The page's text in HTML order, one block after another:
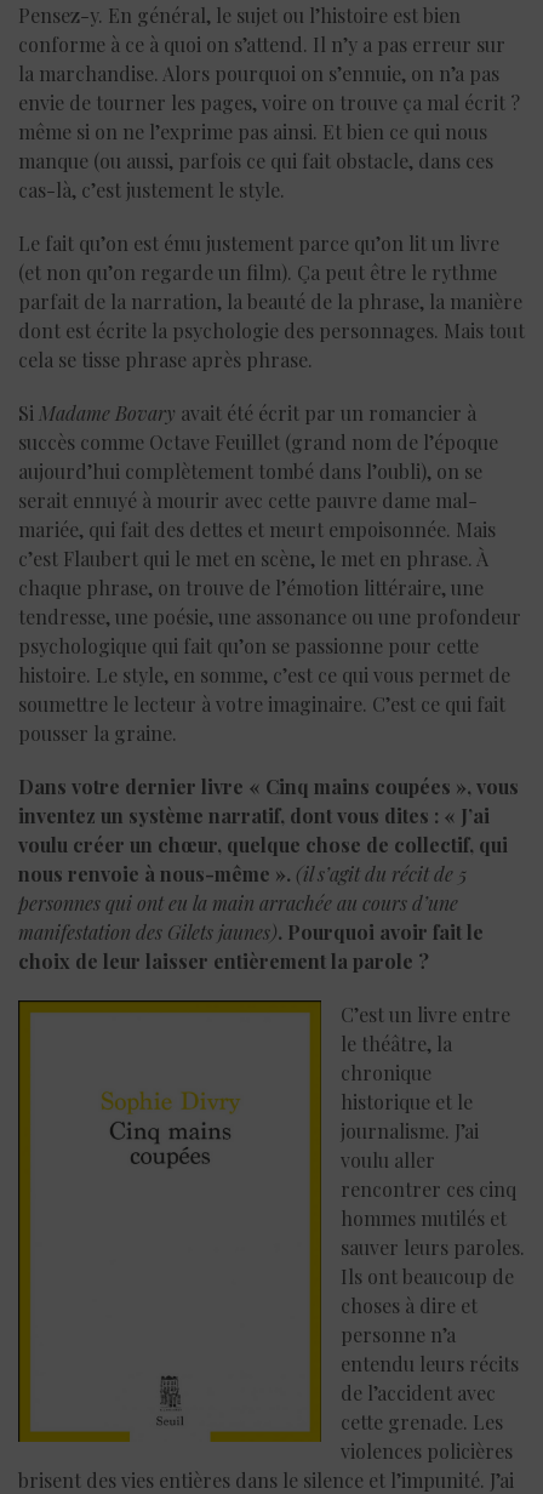
Pensez-y. En général, le sujet ou l’histoire est bien
conforme à ce à quoi on s’attend. Il n’y a pas erreur sur
la marchandise. Alors pourquoi on s’ennuie, on n’a pas
envie de tourner les pages, voire on trouve ça mal écrit ?
même si on ne l’exprime pas ainsi. Et bien ce qui nous
manque (ou aussi, parfois ce qui fait obstacle, dans ces
cas-là, c’est justement le style.
Le fait qu’on est ému justement parce qu’on lit un livre
(et non qu’on regarde un film). Ça peut être le rythme
parfait de la narration, la beauté de la phrase, la manière
dont est écrite la psychologie des personnages. Mais tout
cela se tisse phrase après phrase.
Si Madame Bovary avait été écrit par un romancier à
succès comme Octave Feuillet (grand nom de l’époque
aujourd’hui complètement tombé dans l’oubli), on se
serait ennuyé à mourir avec cette pauvre dame mal-
mariée, qui fait des dettes et meurt empoisonnée. Mais
c’est Flaubert qui le met en scène, le met en phrase. À
chaque phrase, on trouve de l’émotion littéraire, une
tendresse, une poésie, une assonance ou une profondeur
psychologique qui fait qu’on se passionne pour cette
histoire. Le style, en somme, c’est ce qui vous permet de
soumettre le lecteur à votre imaginaire. C’est ce qui fait
pousser la graine.
Dans votre dernier livre « Cinq mains coupées », vous
inventez un système narratif, dont vous dites : « J’ai
voulu créer un chœur, quelque chose de collectif, qui
nous renvoie à nous-même ». (il s’agit du récit de 5
personnes qui ont eu la main arrachée au cours d’une
manifestation des Gilets jaunes). Pourquoi avoir fait le
choix de leur laisser entièrement la parole ?
C’est un livre entre
le théâtre, la
chronique
historique et le
journalisme. J’ai
voulu aller
rencontrer ces cinq
hommes mutilés et
sauver leurs paroles.
Ils ont beaucoup de
choses à dire et
personne n’a
entendu leurs récits
de l’accident avec
cette grenade. Les
violences policières
brisent des vies entières dans le silence et l’impunité. J’ai